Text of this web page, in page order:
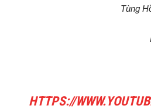
Tùng
HTTPS://